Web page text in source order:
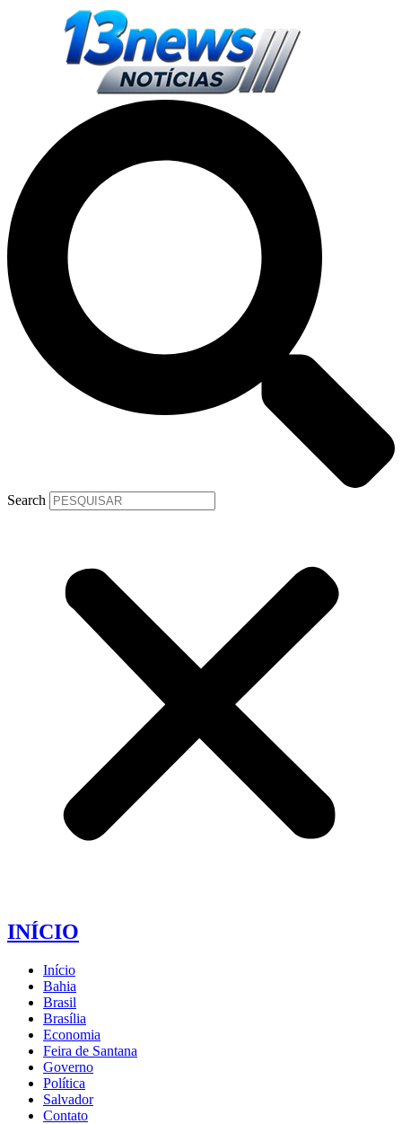
Search
INÍCIO
Início
Bahia
Brasil
Brasília
Economia
Feira de Santana
Governo
Política
Salvador
Contato